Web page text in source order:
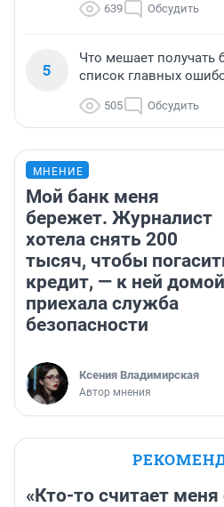
639 Обсудить
5
Что мешает
список главных
505 Обсудить
МНЕНИЕ
Мой банк меня
бережет. Журналист
хотела снять 200
тысяч, чтобы
кредит, — к ней домой
приехала служба
безопасности
Ксения Владимирская
Автор мнения
«Кто-то считает